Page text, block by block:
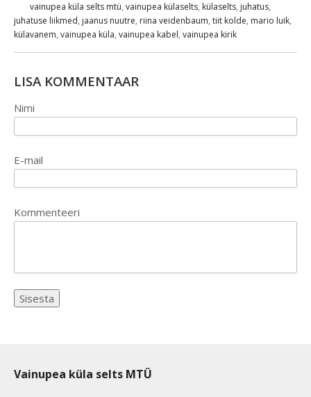
vainupea küla selts mtü, vainupea külaselts, külaselts, juhatus,
juhatuse liikmed, jaanus nuutre, riina veidenbaum, tiit kolde, mario luik,
külavanem, vainupea küla, vainupea kabel, vainupea kirik
LISA KOMMENTAAR
Nimi
E-mail
Kommenteeri
Vainupea küla selts MTÜ